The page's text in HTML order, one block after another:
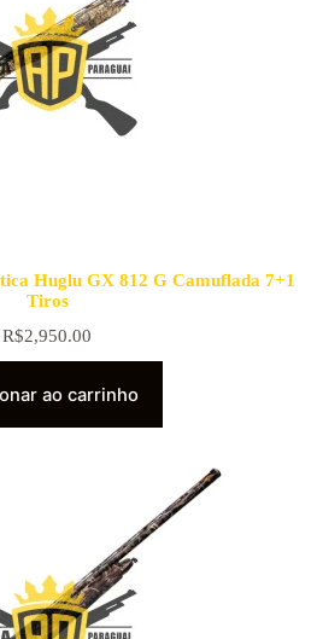
Huglu GX 812 G Camuflada 7+1
Tiros
R$2,950.00
ao carrinho